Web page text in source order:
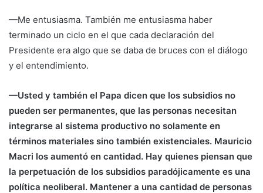
—Me entusiasma. También me entusiasma haber
terminado un ciclo en el que cada declaración del
Presidente era algo que se daba de bruces con el diálogo
y el entendimiento.
—Usted y también el Papa dicen que los subsidios no
pueden ser permanentes, que las personas necesitan
integrarse al sistema productivo no solamente en
términos materiales sino también existenciales. Mauricio
Macri los aumentó en cantidad. Hay quienes piensan que
la perpetuación de los subsidios paradójicamente es una
política neoliberal. Mantener a una cantidad de personas